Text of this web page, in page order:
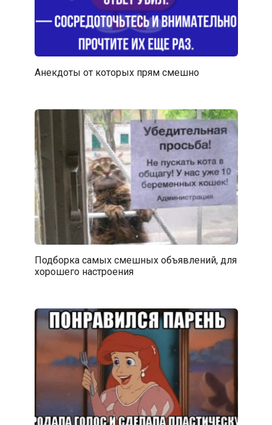
Анекдоты от которых прям смешно
Подборка самых смешных объявлений, для
хорошего настроения